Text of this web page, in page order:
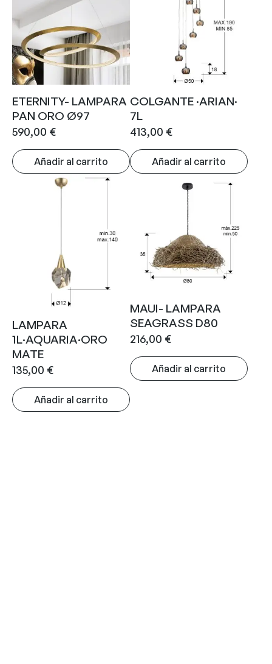
ETERNITY- LAMPARA
PAN ORO Ø97
590,00 €
Añadir al carrito
COLGANTE ·ARIAN·
7L
413,00 €
Añadir al carrito
LAMPARA
1L·AQUARIA·ORO
MATE
135,00 €
Añadir al carrito
MAUI- LAMPARA
SEAGRASS D80
216,00 €
Añadir al carrito